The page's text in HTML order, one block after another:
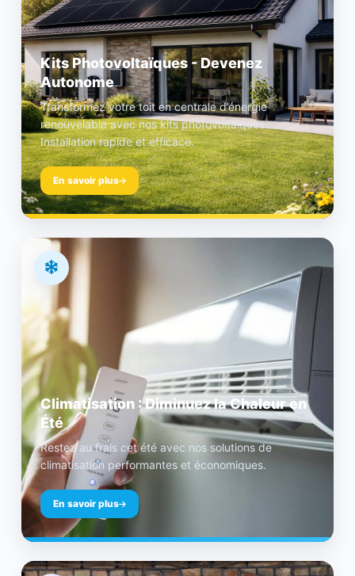
Kits Photovoltaïques - Devenez
Autonome
Transformez votre toit en centrale d’énergie
renouvelable avec nos kits photovoltaïques.
Installation rapide et efficace.
En savoir plus
Climatisation : Diminuez la Chaleur en
Été
Restez au frais cet été avec nos solutions de
climatisation performantes et économiques.
En savoir plus